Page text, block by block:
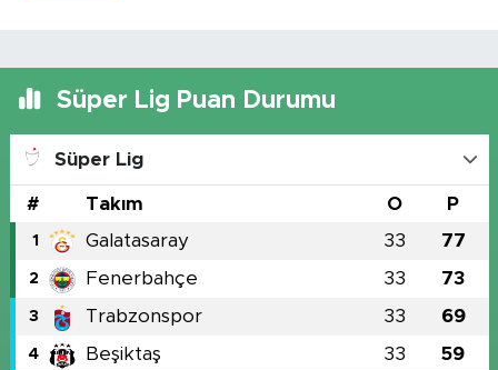
Süper Lig Puan Durumu
Süper Lig
# Takım O P
1 Galatasaray 33 77
2 Fenerbahçe 33 73
3 Trabzonspor 33 69
4 Beşiktaş 33 59